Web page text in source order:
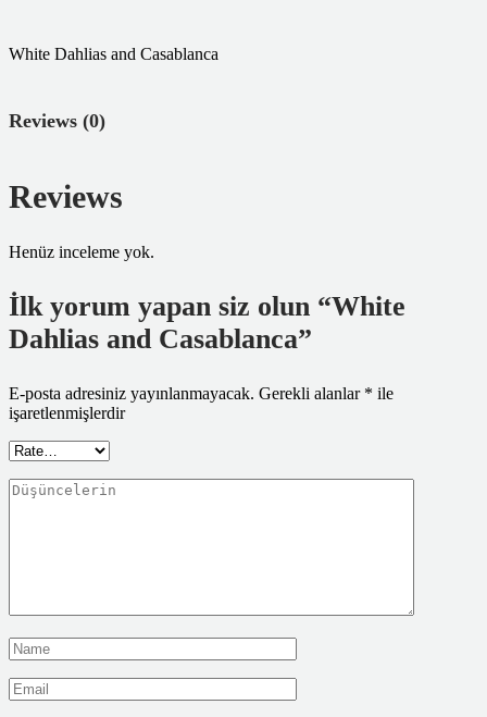
White Dahlias and Casablanca
Reviews (0)
Reviews
Henüz inceleme yok.
İlk yorum yapan siz olun “White
Dahlias and Casablanca”
E-posta adresiniz yayınlanmayacak. Gerekli alanlar * ile
işaretlenmişlerdir